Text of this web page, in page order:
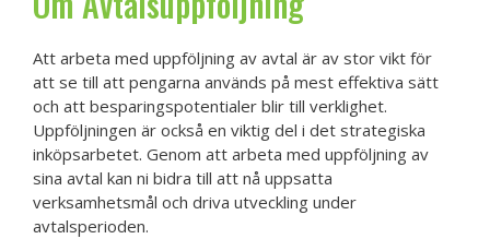
Att arbeta med uppföljning av avtal är av stor vikt för
att se till att pengarna används på mest effektiva sätt
och att besparingspotentialer blir till verklighet.
Uppföljningen är också en viktig del i det strategiska
inköpsarbetet. Genom att arbeta med uppföljning av
sina avtal kan ni bidra till att nå uppsatta
verksamhetsmål och driva utveckling under
avtalsperioden.